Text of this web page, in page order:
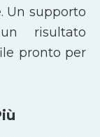
Un supporto
risultato
pronto per